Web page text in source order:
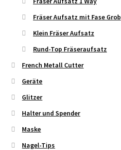
Fräser Aufsatz mit Fase Grob
Klein Fräser Aufsatz
Rund-Top Fräseraufsatz
French Metall Cutter
Geräte
Glitzer
Halter und Spender
Maske
Nagel-Tips